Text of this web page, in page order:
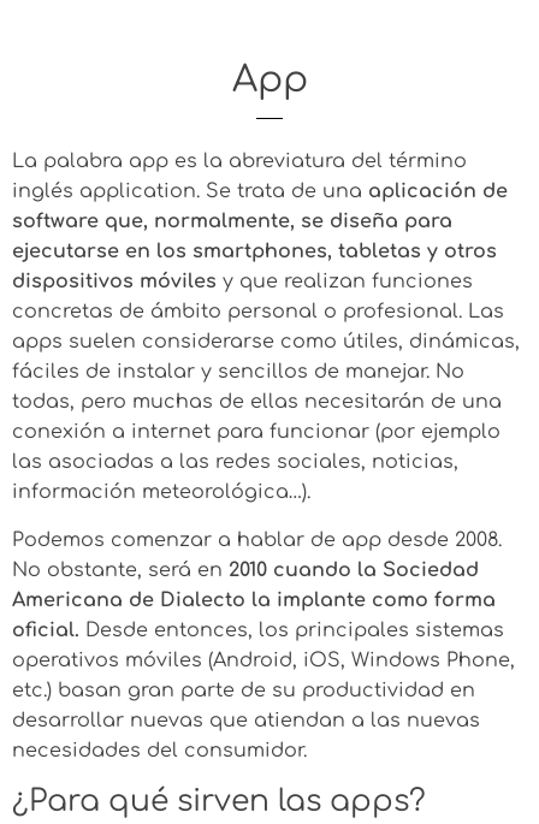
App
La palabra app es la abreviatura del término
inglés application. Se trata de una aplicación de
software que, normalmente, se diseña para
ejecutarse en los smartphones, tabletas y otros
dispositivos móviles y que realizan funciones
concretas de ámbito personal o profesional. Las
apps suelen considerarse como útiles, dinámicas,
fáciles de instalar y sencillos de manejar. No
todas, pero muchas de ellas necesitarán de una
conexión a internet para funcionar (por ejemplo
las asociadas a las redes sociales, noticias,
información meteorológica…).
Podemos comenzar a hablar de app desde 2008.
No obstante, será en 2010 cuando la Sociedad
Americana de Dialecto la implante como forma
oficial. Desde entonces, los principales sistemas
operativos móviles (Android, iOS, Windows Phone,
etc.) basan gran parte de su productividad en
desarrollar nuevas que atiendan a las nuevas
necesidades del consumidor.
¿Para qué sirven las apps?